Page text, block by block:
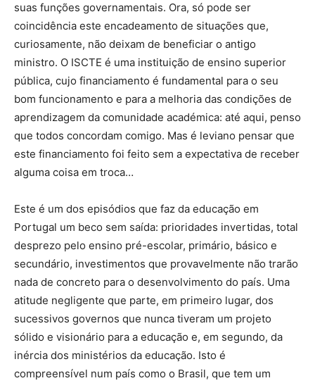
suas funções governamentais. Ora, só pode ser
coincidência este encadeamento de situações que,
curiosamente, não deixam de beneficiar o antigo
ministro. O ISCTE é uma instituição de ensino superior
pública, cujo financiamento é fundamental para o seu
bom funcionamento e para a melhoria das condições de
aprendizagem da comunidade académica: até aqui, penso
que todos concordam comigo. Mas é leviano pensar que
este financiamento foi feito sem a expectativa de receber
alguma coisa em troca…
Este é um dos episódios que faz da educação em
Portugal um beco sem saída: prioridades invertidas, total
desprezo pelo ensino pré-escolar, primário, básico e
secundário, investimentos que provavelmente não trarão
nada de concreto para o desenvolvimento do país. Uma
atitude negligente que parte, em primeiro lugar, dos
sucessivos governos que nunca tiveram um projeto
sólido e visionário para a educação e, em segundo, da
inércia dos ministérios da educação. Isto é
compreensível num país como o Brasil, que tem um